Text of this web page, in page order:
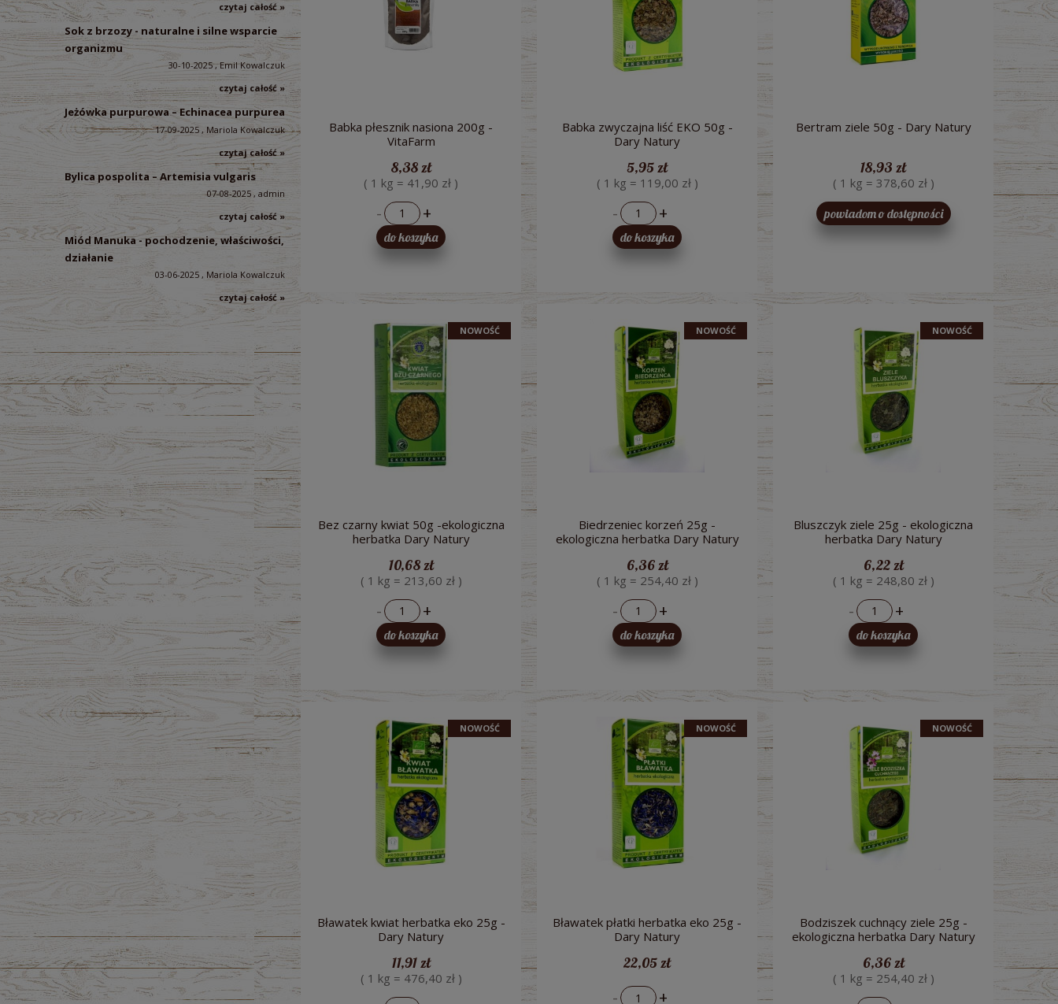
czytaj całość »
Sok z brzozy - naturalne i silne wsparcie
organizmu
30-10-2025 , Emil Kowalczuk
czytaj całość »
Jeżówka purpurowa – Echinacea purpurea
17-09-2025 , Mariola Kowalczuk
czytaj całość »
Bylica pospolita – Artemisia vulgaris
07-08-2025 , admin
czytaj całość »
Miód Manuka - pochodzenie, właściwości,
działanie
03-06-2025 , Mariola Kowalczuk
czytaj całość »
Babka płesznik nasiona 200g -
VitaFarm
8,38 zł
( 1 kg = 41,90 zł )
- +
do koszyka
Babka zwyczajna liść EKO 50g -
Dary Natury
5,95 zł
( 1 kg = 119,00 zł )
- +
do koszyka
Bertram ziele 50g - Dary Natury
18,93 zł
( 1 kg = 378,60 zł )
powiadom o dostępności
Bez czarny kwiat 50g -ekologiczna
herbatka Dary Natury
10,68 zł
( 1 kg = 213,60 zł )
- +
do koszyka
NOWOŚĆ
Biedrzeniec korzeń 25g -
ekologiczna herbatka Dary Natury
6,36 zł
( 1 kg = 254,40 zł )
- +
do koszyka
NOWOŚĆ
Bluszczyk ziele 25g - ekologiczna
herbatka Dary Natury
6,22 zł
( 1 kg = 248,80 zł )
- +
do koszyka
NOWOŚĆ
Bławatek kwiat herbatka eko 25g -
Dary Natury
11,91 zł
( 1 kg = 476,40 zł )
NOWOŚĆ
Bławatek płatki herbatka eko 25g -
Dary Natury
22,05 zł
- +
NOWOŚĆ
Bodziszek cuchnący ziele 25g -
ekologiczna herbatka Dary Natury
6,36 zł
( 1 kg = 254,40 zł )
NOWOŚĆ